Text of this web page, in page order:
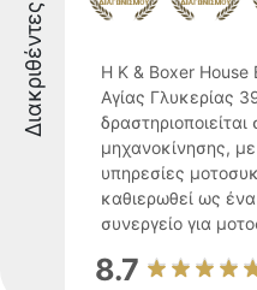
Διακριθέντες
Η K & Boxer House
Αγίας Γλυκερίας
μηχανοκίνησης, με
υπηρεσίες
καθιερωθεί ως
συνεργείο για
8.7